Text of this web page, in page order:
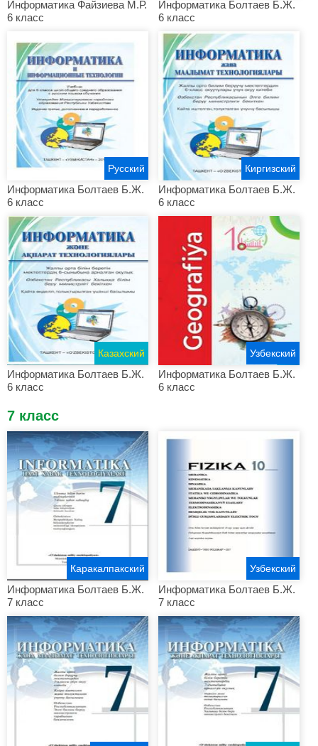
Информатика Файзиева М.Р.
6 класс
Информатика Болтаев Б.Ж.
6 класс
Информатика Болтаев Б.Ж.
6 класс
Русский
Информатика Болтаев Б.Ж.
6 класс
Киргизский
Информатика Болтаев Б.Ж.
6 класс
Казахский
Информатика Болтаев Б.Ж.
6 класс
Узбекский
7 класс
Информатика Болтаев Б.Ж.
7 класс
Каракалпакский
Информатика Болтаев Б.Ж.
7 класс
Узбекский